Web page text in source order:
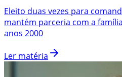
Eleito duas vezes para
mantém parceria com a
anos 2000
Ler matéria